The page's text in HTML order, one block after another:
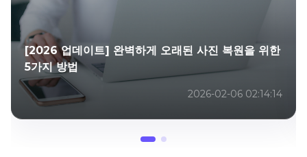
[2026 업데이트] 완벽하게 오래된 사진 복원을 위한
5가지 방법
2026-02-06 02:14:14